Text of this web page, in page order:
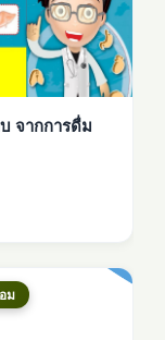
จากการดื่ม
ม